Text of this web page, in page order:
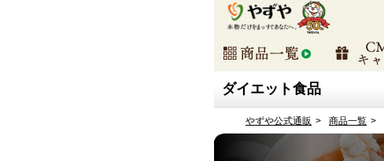
ダイエット食品
やずや公式通販 商品一覧